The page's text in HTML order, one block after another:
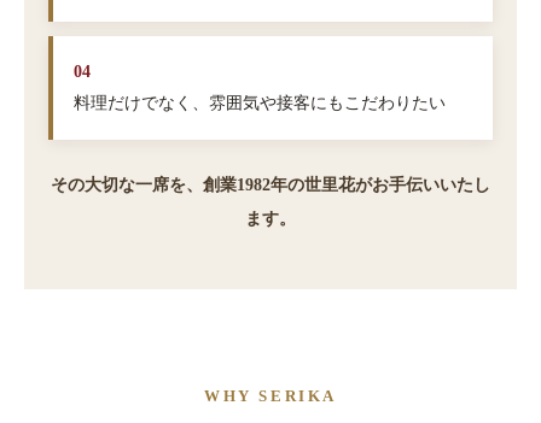
04
料理だけでなく、雰囲気や接客にもこだわりたい
その大切な一席を、創業1982年の世里花がお手伝いいたし
ます。
WHY SERIKA